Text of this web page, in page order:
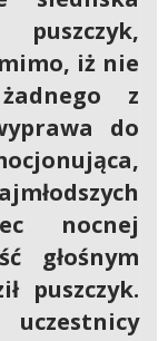
iż nie
z
do
nocnej
głośnym
puszczyk.